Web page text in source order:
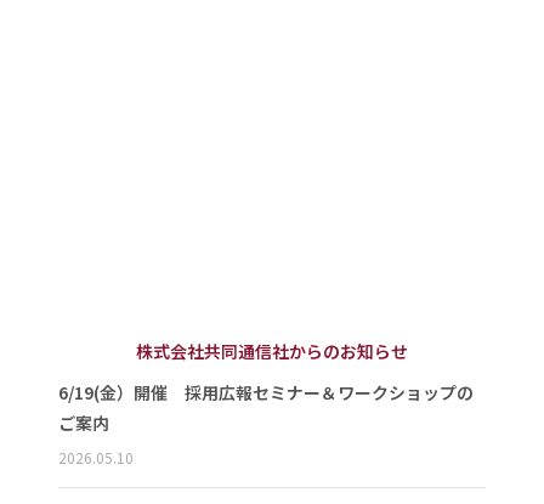
株式会社共同通信社からのお知らせ
6/19(金）開催 採用広報セミナー＆ワークショップの
ご案内
2026.05.10